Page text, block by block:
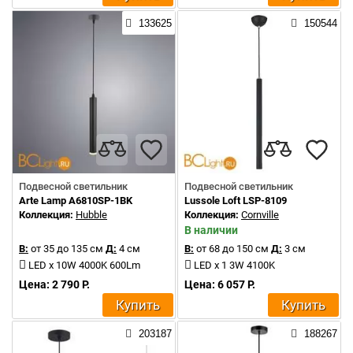
133625
Подвесной светильник
Arte Lamp A6810SP-1BK
Коллекция: Hubble
В: от 35 до 135 см Д: 4 см
LED x 10W 4000K 600Lm
Цена: 2 790 Р.
Купить
150544
Подвесной светильник
Lussole Loft LSP-8109
Коллекция: Cornville
В наличии
В: от 68 до 150 см Д: 3 см
LED x 1 3W 4100K
Цена: 6 057 Р.
Купить
203187 188267